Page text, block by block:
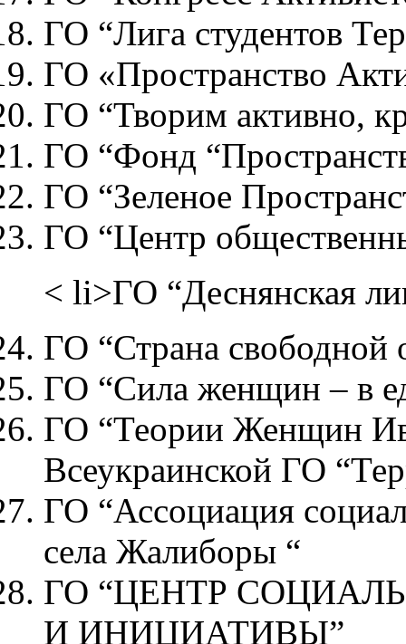
ГО “Лига студентов
ГО «Пространство
ГО “Творим активно,
ГО “Фонд
ГО “Зеленое
ГО “Центр
< li>ГО “Деснянская
ГО “Страна
ГО “Сила женщин – в
ГО “Теории Женщин
Всеукраинской ГО
ГО “Ассоциация
села Жалиборы “
ГО “ЦЕНТР
И ИНИЦИАТИВЫ”